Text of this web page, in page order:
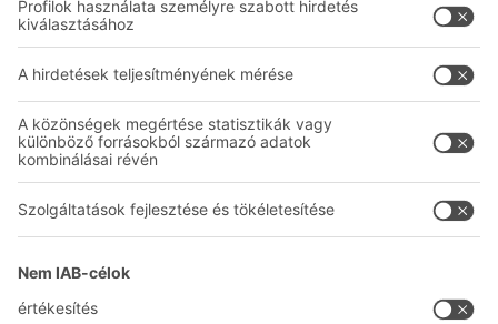
Kapcsolatfelvételi űrlap
Vállalat
Rólunk
Telephelyek világszerte
Gyártóüzemek
Kövessen minket